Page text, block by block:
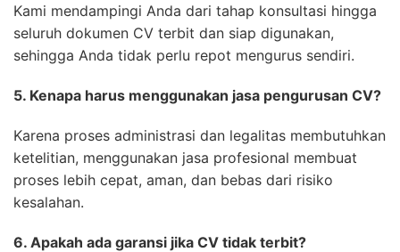
Kami mendampingi Anda dari tahap konsultasi hingga
seluruh dokumen CV terbit dan siap digunakan,
sehingga Anda tidak perlu repot mengurus sendiri.
5. Kenapa harus menggunakan jasa pengurusan CV?
Karena proses administrasi dan legalitas membutuhkan
ketelitian, menggunakan jasa profesional membuat
proses lebih cepat, aman, dan bebas dari risiko
kesalahan.
6. Apakah ada garansi jika CV tidak terbit?